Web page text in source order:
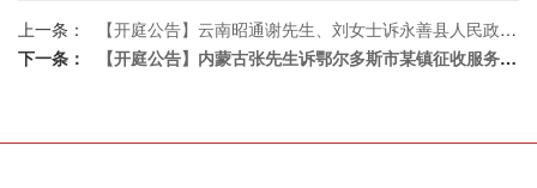
上一条：
【开庭公告】云南昭通谢先生、刘女士诉永善县人民政府某街道办事处行政赔偿案
下一条：
【开庭公告】内蒙古张先生诉鄂尔多斯市某镇征收服务中心行政协议案